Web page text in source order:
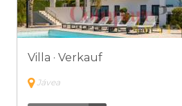
Villa · Verkauf
Jávea